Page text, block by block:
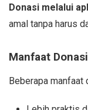
Donasi melalui
amal tanpa harus
Manfaat
Beberapa manfaat